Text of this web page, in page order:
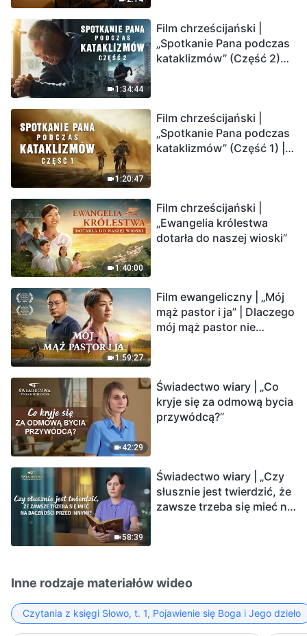
1:34:44
Film chrześcijański |
„Spotkanie Pana podczas
kataklizmów” (Część 2)
Ludzkość weszła w
odliczanie. Czy znalazłeś
już drogę ocalenia?
1:20:47
Film chrześcijański |
„Spotkanie Pana podczas
kataklizmów” (Część 1) |
1:40:00
Film chrześcijański |
„Ewangelia królestwa
dotarła do naszej wioski”
1:59:27
Film ewangeliczny | „Mój
mąż pastor i ja” | Dlaczego
mój mąż pastor nie
42:29
Świadectwo wiary | „Co
kryje się za odmową bycia
przywódcą?”
58:39
Świadectwo wiary | „Czy
słusznie jest twierdzić, że
zawsze trzeba się mieć na
Inne rodzaje materiałów wideo
Czytania z księgi Słowo, t. 1, Pojawienie się Boga i Jego dzieło